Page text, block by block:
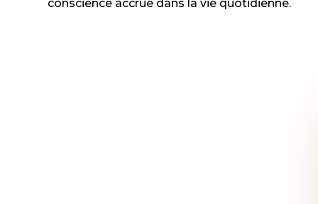
conscience accrue dans la vie quotidienne.